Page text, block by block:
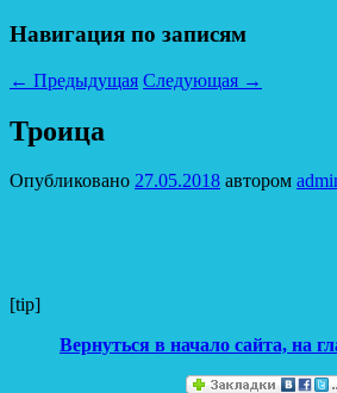
Навигация по записям
← Предыдущая Следующая →
Троица
Опубликовано 27.05.2018 автором
[tip]
Вернуться в начало сайта, на